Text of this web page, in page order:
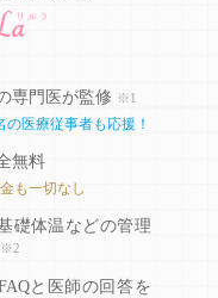
専門医が監修 ※1
の医療従事者も応援！
無料
も一切なし
礎体温などの管理
※2
と医師の回答を